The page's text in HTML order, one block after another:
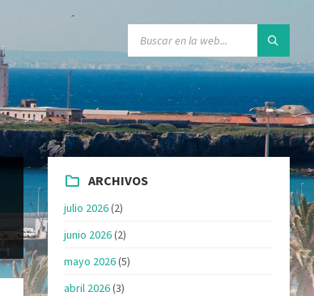
ARCHIVOS
julio 2026(2)
junio 2026(2)
mayo 2026(5)
abril 2026(3)